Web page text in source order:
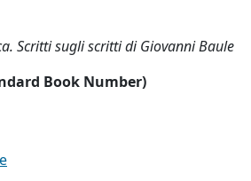
Scritti sugli scritti di Giovanni Baule
Book Number)